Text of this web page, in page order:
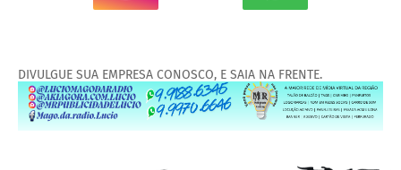
DIVULGUE SUA EMPRESA CONOSCO, E SAIA NA FRENTE.